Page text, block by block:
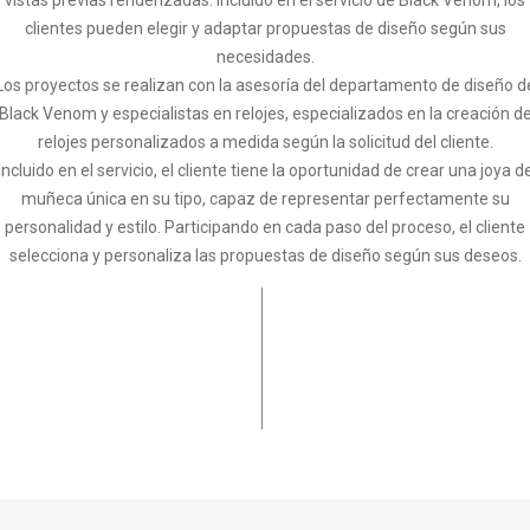
clientes pueden elegir y adaptar propuestas de diseño según sus
necesidades.
Los proyectos se realizan con la asesoría del departamento de diseño
Black Venom y especialistas en relojes, especializados en la creación de
relojes personalizados a medida según la solicitud del cliente.
Incluido en el servicio, el cliente tiene la oportunidad de crear una joya
muñeca única en su tipo, capaz de representar perfectamente su
personalidad y estilo. Participando en cada paso del proceso, el cliente
selecciona y personaliza las propuestas de diseño según sus deseos.